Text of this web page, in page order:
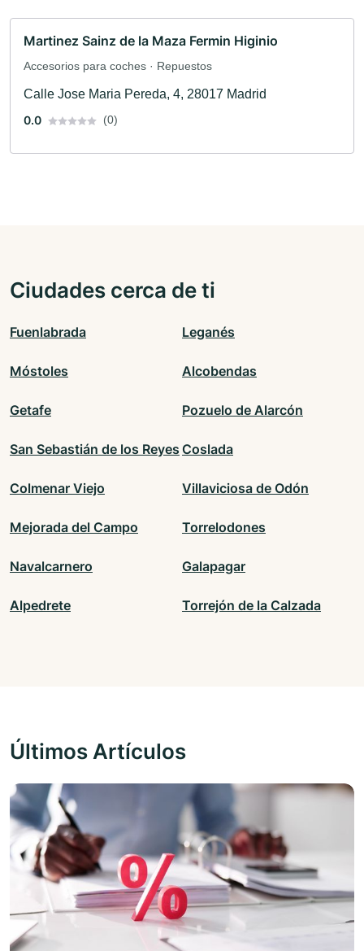
Martinez Sainz de la Maza Fermin Higinio
Accesorios para coches · Repuestos
Calle Jose Maria Pereda, 4, 28017 Madrid
0.0
(0)
Ciudades cerca de ti
Fuenlabrada Leganés
Móstoles Alcobendas
Getafe Pozuelo de Alarcón
San Sebastián de los Reyes Coslada
Colmenar Viejo Villaviciosa de Odón
Mejorada del Campo Torrelodones
Navalcarnero Galapagar
Alpedrete Torrejón de la Calzada
Últimos Artículos